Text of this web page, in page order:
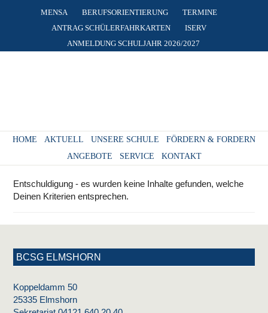
MENSA BERUFSORIENTIERUNG
TERMINE
ANTRAG SCHÜLERFAHRKARTEN
ISERV
ANMELDUNG SCHULJAHR 2026/2027
HOME AKTUELL UNSERE SCHULE
FÖRDERN & FORDERN
ANGEBOTE
SERVICE KONTAKT
Entschuldigung - es wurden keine Inhalte gefunden, welche
Deinen Kriterien entsprechen.
BCSG ELMSHORN
Koppeldamm 50
25335 Elmshorn